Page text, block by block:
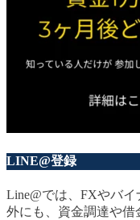
LINE@登録
Line@では、FXやバ
外にも、資金調達や借